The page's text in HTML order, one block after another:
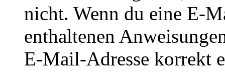
nicht. Wenn du eine E-
enthaltenen
E-Mail-Adresse korrekt